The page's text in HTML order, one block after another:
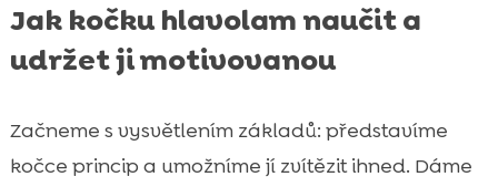
Jak kočku hlavolam naučit a
udržet ji motivovanou
Začneme s vysvětlením základů: představíme
kočce princip a umožníme jí zvítězit ihned. Dáme